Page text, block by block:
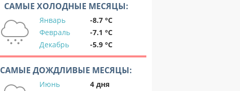
САМЫЕ ХОЛОДНЫЕ МЕСЯЦЫ:
Январь
-8.7 °C
Февраль
-7.1 °C
Декабрь
-5.9 °C
САМЫЕ ДОЖДЛИВЫЕ МЕСЯЦЫ:
Июнь
4 дня